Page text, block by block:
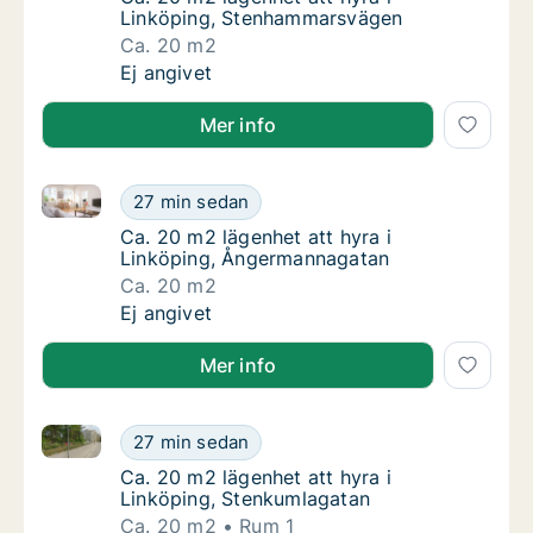
Linköping, Stenhammarsvägen
Ca. 20 m2
Ca. 20 m2 lägenhet att hyra i Linköping,
Ej angivet
Mer info
Ca. 20 m2 lägenhet att hyra i Linköping,
27 min sedan
Ca. 20 m2 lägenhet att hyra i Linköping,
Ca. 20 m2 lägenhet att hyra i Linköping,
Ca. 20 m2 lägenhet att hyra i
Linköping, Ångermannagatan
Ca. 20 m2
Ca. 20 m2 lägenhet att hyra i Linköping,
Ej angivet
Mer info
Ca. 20 m2 lägenhet att hyra i Linköping,
27 min sedan
Ca. 20 m2 lägenhet att hyra i Linköping,
Ca. 20 m2 lägenhet att hyra i Linköping,
Ca. 20 m2 lägenhet att hyra i
Linköping, Stenkumlagatan
Ca. 20 m2
Rum 1